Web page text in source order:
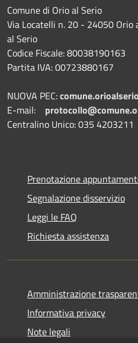
Comune di Orio al Serio
Via Locatelli n. 20 - 24050 Orio
al Serio
Codice Fiscale: 80038190163
Partita IVA: 00723880167
NUOVA PEC:
E-mail:
Centralino Unico: 035 4203211
Prenotazione
Segnalazione disservizio
Leggi le FAQ
Richiesta assistenza
Amministrazione
Informativa privacy
Note legali